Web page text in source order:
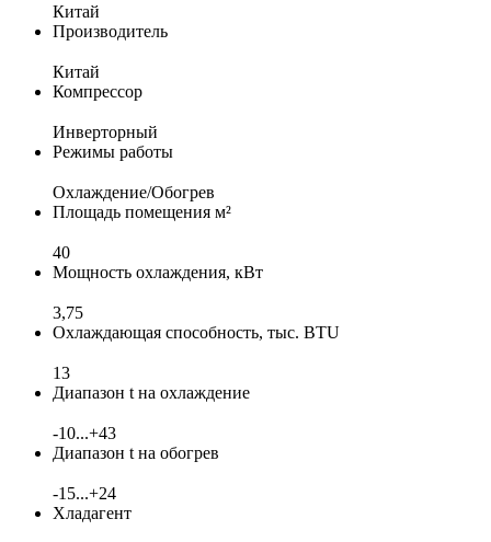
Китай
Производитель
Китай
Компрессор
Инверторный
Режимы работы
Охлаждение/Обогрев
Площадь помещения м²
40
Мощность охлаждения, кВт
3,75
Охлаждающая способность, тыс. BTU
13
Диапазон t на охлаждение
-10...+43
Диапазон t на обогрев
-15...+24
Хладагент